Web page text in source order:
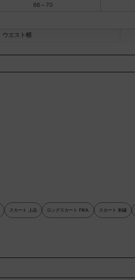
66～70
ウエスト幅
スカート 上品 ロングスカート FIKA. スカート 刺繍